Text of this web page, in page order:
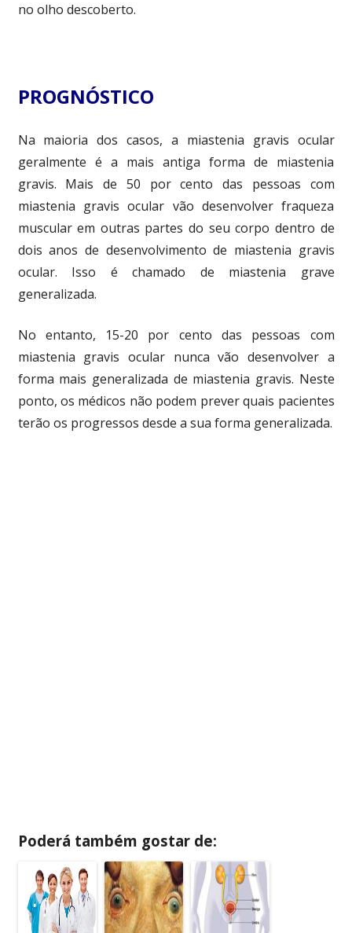
no olho descoberto.
PROGNÓSTICO
Na maioria dos casos, a miastenia gravis ocular
geralmente é a mais antiga forma de miastenia
gravis. Mais de 50 por cento das pessoas com
miastenia gravis ocular vão desenvolver fraqueza
muscular em outras partes do seu corpo dentro de
dois anos de desenvolvimento de miastenia gravis
ocular. Isso é chamado de miastenia grave
generalizada.
No entanto, 15-20 por cento das pessoas com
miastenia gravis ocular nunca vão desenvolver a
forma mais generalizada de miastenia gravis. Neste
ponto, os médicos não podem prever quais pacientes
terão os progressos desde a sua forma generalizada.
Poderá também gostar de: